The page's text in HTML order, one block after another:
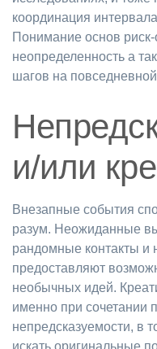
координация
Понимание основ
неопределенность а
шагов на
и/или
Внезапные события
разум. Неожиданные
рандомные контакты и
предоставляют
необычных идей.
именно при сочетании
непредсказуемости, в
искать оригинальные